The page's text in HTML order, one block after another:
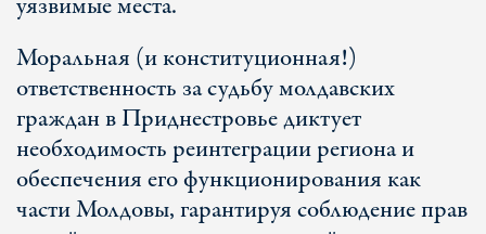
Моральная (и конституционная!)
ответственность за судьбу молдавских
граждан в Приднестровье диктует
необходимость реинтеграции региона и
обеспечения его функционирования как
части Молдовы, гарантируя соблюдение прав